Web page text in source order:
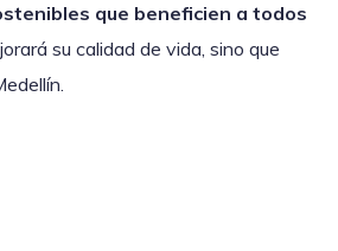
que beneficien a todos
su calidad de vida, sino que